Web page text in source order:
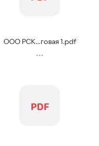
ООО РСК...говая 1.pdf